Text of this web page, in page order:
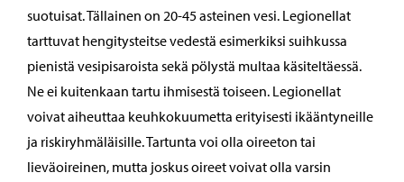
suotuisat. Tällainen on 20-45 asteinen vesi. Legionellat
tarttuvat hengitysteitse vedestä esimerkiksi suihkussa
pienistä vesipisaroista sekä pölystä multaa käsiteltäessä.
Ne ei kuitenkaan tartu ihmisestä toiseen. Legionellat
voivat aiheuttaa keuhkokuumetta erityisesti ikääntyneille
ja riskiryhmäläisille. Tartunta voi olla oireeton tai
lieväoireinen, mutta joskus oireet voivat olla varsin